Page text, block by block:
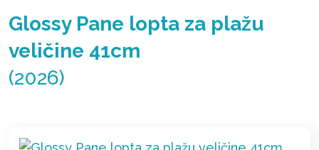
Glossy Pane lopta za plažu
veličine 41cm
(2026)